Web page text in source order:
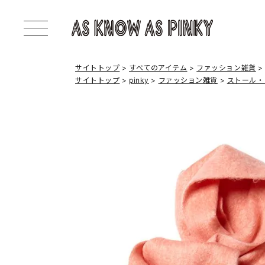
サイトトップ すべてのアイテム
ファッション雑貨
サイトトップ
pinky ファッション雑貨 ストール